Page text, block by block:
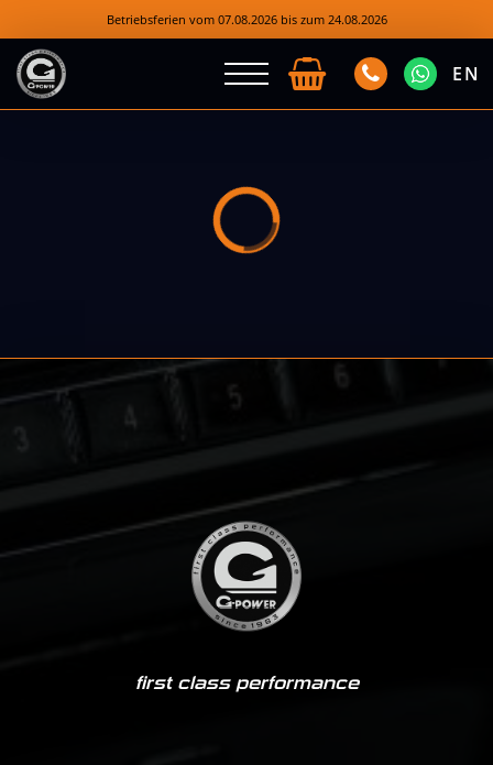
Betriebsferien vom 07.08.2026 bis zum 24.08.2026
EN
first class performance